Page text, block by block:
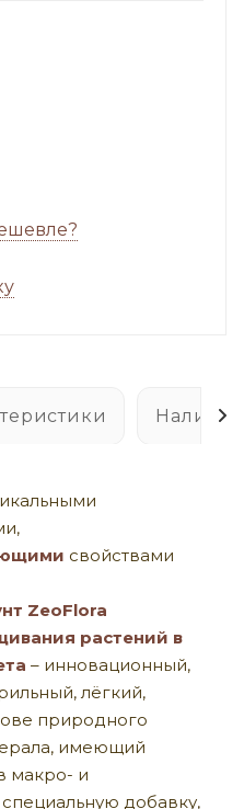
свойствами
ZeoFlora
растений в
– инновационный,
лёгкий,
природного
имеющий
макро- и
добавку,